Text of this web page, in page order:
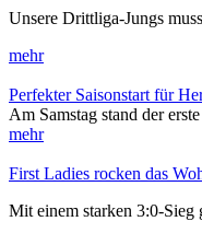
Unsere Drittliga-Jungs
mehr
Perfekter Saisonstart für
Am Samstag stand der
mehr
First Ladies rocken das
Mit einem starken 3:0-Sieg